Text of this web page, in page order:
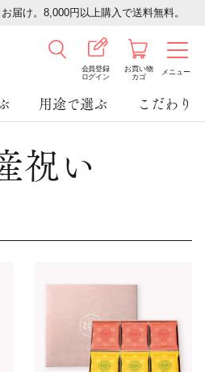
届け。8,000円以上購入で送料無料。
会員登録
ログイン
お買い物
カゴ
メニュー
用途で選ぶ こだわり
祝い